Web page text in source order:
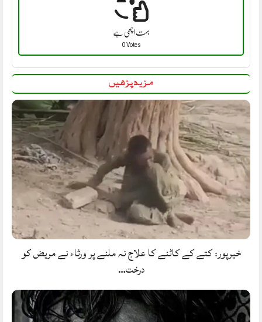
بہت اچھی ہے
0 Votes
مزید پڑھیں
خیرپور: کتے کے کاٹنے کا علاج نہ ملنے پر ورثاء نے مریض کو
درخت…